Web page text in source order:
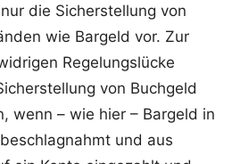
die Sicherstellung von
wie Bargeld vor. Zur
Regelungslücke
von Buchgeld
wenn – wie hier – Bargeld in
und aus